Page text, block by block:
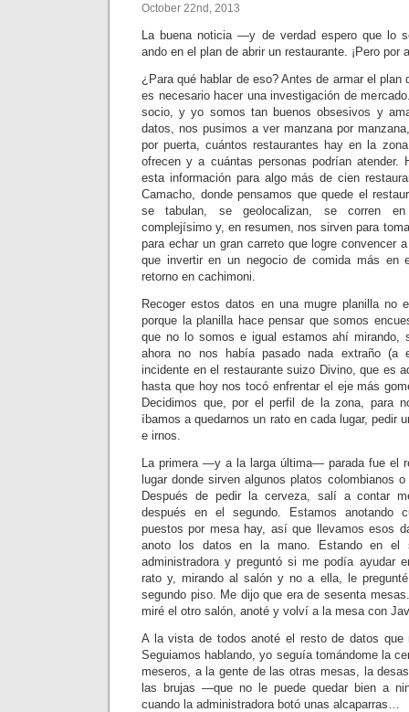
October 22nd, 2013
La buena noticia —y de verdad espero que lo
ando en el plan de abrir un restaurante. ¡Pero por
¿Para qué hablar de eso? Antes de armar el plan
es necesario hacer una investigación de
socio, y yo somos tan buenos obsesivos y
datos, nos pusimos a ver manzana por
por puerta, cuántos restaurantes hay en la
ofrecen y a cuántas personas podrían atender.
esta información para algo más de cien
Camacho, donde pensamos que quede el
se tabulan, se geolocalizan, se corren en
complejísimo y, en resumen, nos sirven para
para echar un gran carreto que logre convencer
que invertir en un negocio de comida más en
retorno en cachimoni.
Recoger estos datos en una mugre planilla no
porque la planilla hace pensar que somos
que no lo somos e igual estamos ahí mirando,
ahora no nos había pasado nada extraño (a
incidente en el restaurante suizo Divino, que es
hasta que hoy nos tocó enfrentar el eje más
Decidimos que, por el perfil de la zona, para
íbamos a quedarnos un rato en cada lugar, pedir
e irnos.
La primera —y a la larga última— parada fue el
lugar donde sirven algunos platos colombianos
Después de pedir la cerveza, salí a contar
después en el segundo. Estamos anotando
puestos por mesa hay, así que llevamos esos
anoto los datos en la mano. Estando en el
administradora y preguntó si me podía ayudar
rato y, mirando al salón y no a ella, le
segundo piso. Me dijo que era de sesenta
miré el otro salón, anoté y volví a la mesa con
A la vista de todos anoté el resto de datos que
Seguiamos hablando, yo seguía tomándome la
meseros, a la gente de las otras mesas, la
las brujas —que no le puede quedar bien a
cuando la administradora botó unas alcaparras…